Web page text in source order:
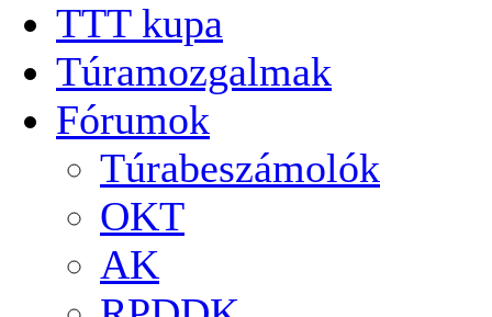
TTT kupa
Túramozgalmak
Fórumok
Túrabeszámolók
OKT
AK